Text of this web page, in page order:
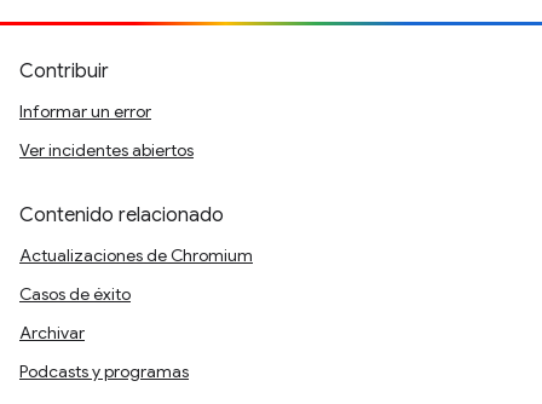
Contribuir
Informar un error
Ver incidentes abiertos
Contenido relacionado
Actualizaciones de Chromium
Casos de éxito
Archivar
Podcasts y programas